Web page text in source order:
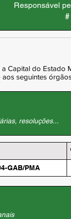
Responsável
#
Capital do Estado
seguintes
resoluções...
GAB/PMA